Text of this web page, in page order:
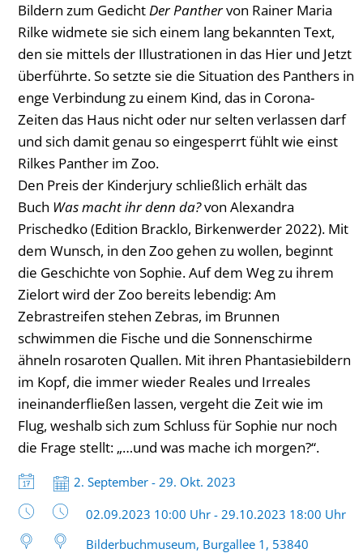
Bildern zum GedichtDer Panthervon Rainer Maria
Rilke widmete sie sich einem lang bekannten Text,
den sie mittels der Illustrationen in das Hier und Jetzt
überführte. So setzte sie die Situation des Panthers in
enge Verbindung zu einem Kind, das in Corona-
Zeiten das Haus nicht oder nur selten verlassen darf
und sich damit genau so eingesperrt fühlt wie einst
Rilkes Panther im Zoo.
Den Preis der Kinderjury schließlich erhält das
Buch Was macht ihr denn da?von Alexandra
Prischedko (Edition Bracklo, Birkenwerder 2022). Mit
dem Wunsch, in den Zoo gehen zu wollen, beginnt
die Geschichte von Sophie. Auf dem Weg zu ihrem
Zielort wird der Zoo bereits lebendig: Am
Zebrastreifen stehen Zebras, im Brunnen
schwimmen die Fische und die Sonnenschirme
ähneln rosaroten Quallen. Mit ihren Phantasiebildern
im Kopf, die immer wieder Reales und Irreales
ineinanderfließen lassen, vergeht die Zeit wie im
Flug, weshalb sich zum Schluss für Sophie nur noch
die Frage stellt: „…und was mache ich morgen?“.
Datum:
2. September - 29. Okt. 2023
Uhrzeit:
02.09.2023 10:00 Uhr - 29.10.2023 18:00 Uhr
Bilderbuchmuseum, Burgallee 1, 53840